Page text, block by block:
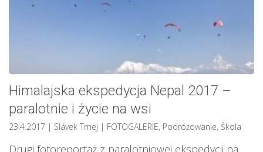
Himalajska ekspedycja Nepal 2017 –
paralotnie i życie na wsi
23.4.2017 | Slávek Tmej | FOTOGALERIE, Podróżowanie, Škola
Drugi fotoreportaż z paralotniowej ekspedycji na